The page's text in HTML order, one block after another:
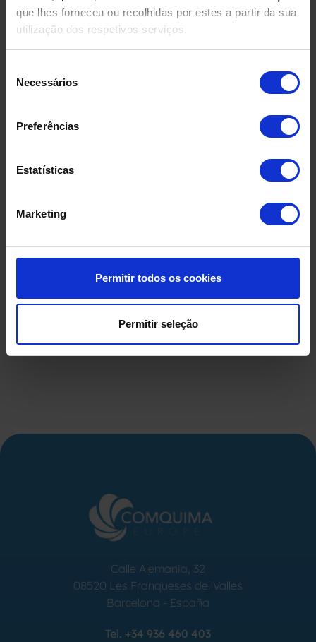
que lhes forneceu ou recolhidas por estes a partir da sua
utilização dos respetivos serviços.
Necessários
Preferências
Estatísticas
Marketing
Permitir todos os cookies
Permitir seleção
VIDRO USADO
Calle Alemania, 32
08520 Les Franqueses del Valles
Barcelona - España
Tel. +34 936 460 403